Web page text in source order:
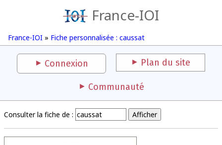
France-IOI
France-IOI » Fiche personnalisée : caussat
Connexion Plan du site
Communauté
Consulter la fiche de :